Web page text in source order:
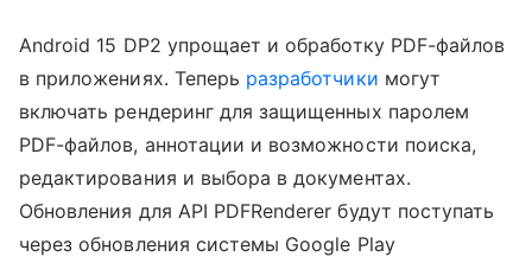
Android 15 DP2 упрощает и обработку PDF-файлов
в приложениях. Теперь разработчики могут
включать рендеринг для защищенных паролем
PDF-файлов, аннотации и возможности поиска,
редактирования и выбора в документах.
Обновления для API PDFRenderer будут поступать
через обновления системы Google Play